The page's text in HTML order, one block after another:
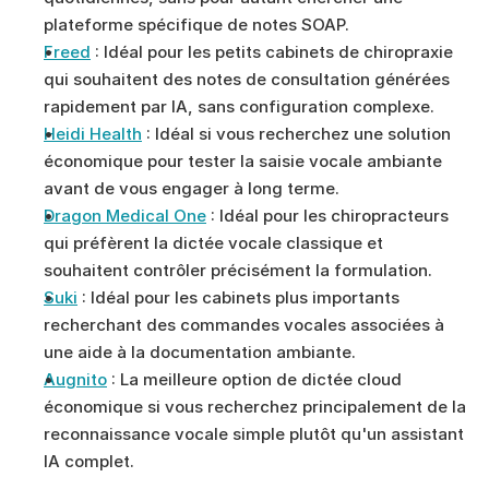
plateforme spécifique de notes SOAP.
Freed : Idéal pour les petits cabinets de chiropraxie
qui souhaitent des notes de consultation générées
rapidement par IA, sans configuration complexe.
Heidi Health : Idéal si vous recherchez une solution
économique pour tester la saisie vocale ambiante
avant de vous engager à long terme.
Dragon Medical One : Idéal pour les chiropracteurs
qui préfèrent la dictée vocale classique et
souhaitent contrôler précisément la formulation.
Suki : Idéal pour les cabinets plus importants
recherchant des commandes vocales associées à
une aide à la documentation ambiante.
Augnito : La meilleure option de dictée cloud
économique si vous recherchez principalement de la
reconnaissance vocale simple plutôt qu'un assistant
IA complet.